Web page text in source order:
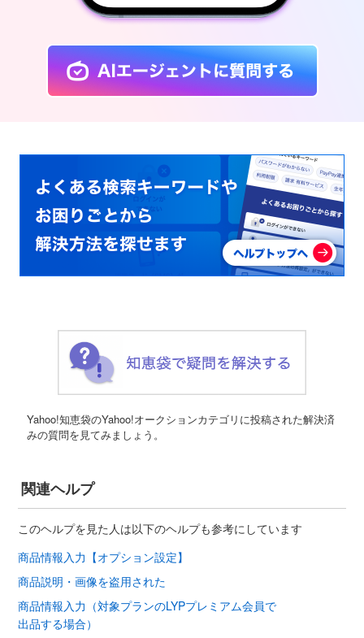
Yahoo!知恵袋のYahoo!オークションカテゴリに投稿された解決済
みの質問を見てみましょう。
関連ヘルプ
このヘルプを見た人は以下のヘルプも参考にしています
商品情報入力【オプション設定】
商品説明・画像を盗用された
商品情報入力（対象プランのLYPプレミアム会員で
出品する場合）